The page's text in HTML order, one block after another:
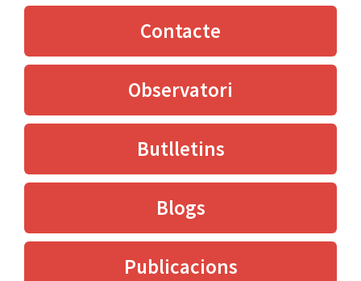
Contacte
Observatori
Butlletins
Blogs
Publicacions